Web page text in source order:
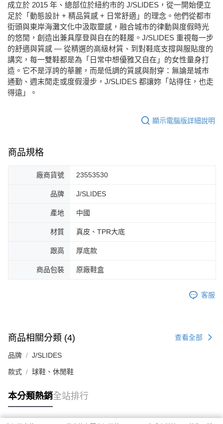
免運費
付款後門市自取
每筆NT$80，滿NT$2,000(含以上)免運費
成立於 2015 年、總部位於紐約市的 J/SLIDES，從一開始便立
足於「動態設計 + 精品質感 + 日常舒適」的理念。他們從都市
街頭與東岸海灘文化中汲取靈感，融合城市的律動與度假時光
的悠閒，創造出兼具摩登與自在的鞋履。J/SLIDES 重視每一步
的舒適與質感 — 從精選的高級材質、到對鞋底支撐與服貼度的
講究，每一雙鞋都是為「日常中想優雅又自在」的女性量身打
造。它不是浮誇的華麗，而是低調的質感與耐穿：無論是城市
通勤、週末閒走或度假漫步，J/SLIDES 都讓妳「站得住，也走
得遠」。
顯示電腦版詳細說明
商品規格
廠商貨號 23553530
品牌 J/SLIDES
產地 中國
材質 真皮、TPR大底
跟高 厚底款
商品包裝 原廠鞋盒
客服
商品相關分類 (4) 查看全部
品牌 J/SLIDES
款式 球鞋、休閒鞋
本分類熱銷全站排行